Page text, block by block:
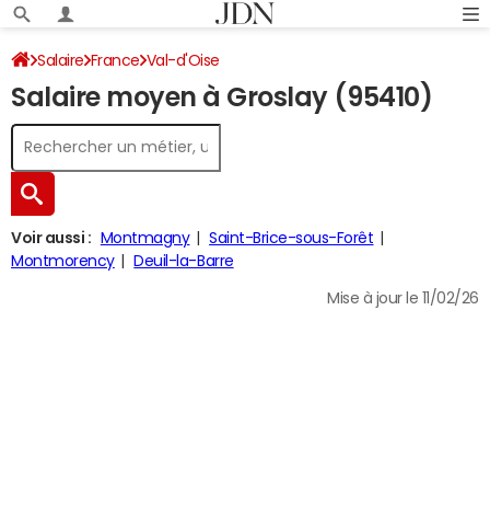
Salaire France Val-d'Oise
Salaire moyen à Groslay (95410)
Voir aussi : Montmagny
Saint-Brice-sous-Forêt
Montmorency
Deuil-la-Barre
Mise à jour le 11/02/26